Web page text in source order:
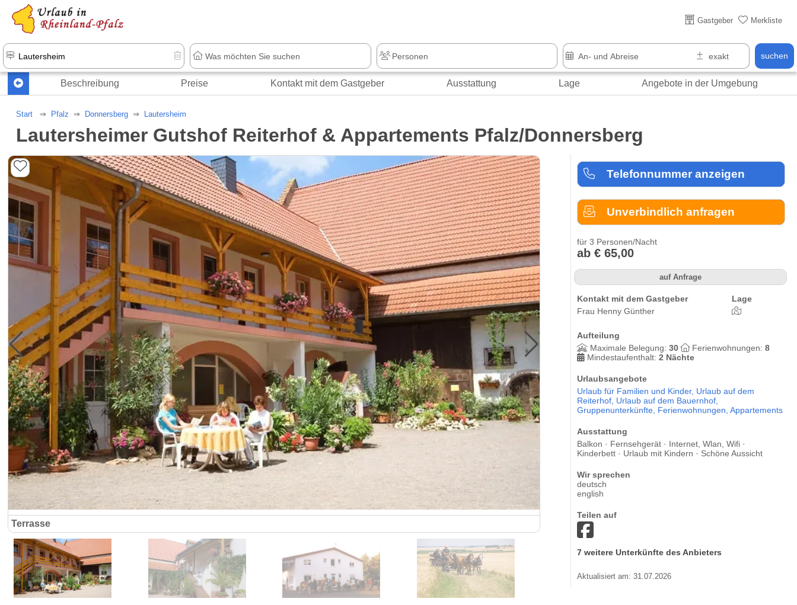
Gastgeber Merkliste
suchen
Über 25 Jahre online
Beschreibung Preise Kontakt mit dem Gastgeber Ausstattung Lage Angebote in der Umgebung
Start Pfalz Donnersberg Lautersheim
Lautersheimer Gutshof Reiterhof & Appartements Pfalz/Donnersberg
Terrasse Gemütlichkeit auf dem Gutshof
Telefonnummer anzeigen
Unverbindlich anfragen
für 3 Personen/Nacht
ab € 65,00
auf Anfrage
Kontakt mit dem Gastgeber
Frau Henny Günther
Lage
Aufteilung
Maximale Belegung: 30 Ferienwohnungen:8
Mindestaufenthalt: 2 Nächte
Urlaubsangebote
Urlaub für Familien und Kinder, Urlaub auf dem
Reiterhof, Urlaub auf dem Bauernhof,
Gruppenunterkünfte, Ferienwohnungen, Appartements
Ausstattung
Balkon · Fernsehgerät · Internet, Wlan, Wifi ·
Kinderbett · Urlaub mit Kindern · Schöne Aussicht
Wir sprechen
deutsch
english
Teilen auf
7 weitere Unterkünfte des Anbieters
Aktualisiert am: 31.07.2026